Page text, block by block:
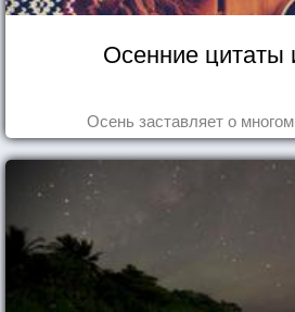
Осенние цитаты
Осень заставляет о